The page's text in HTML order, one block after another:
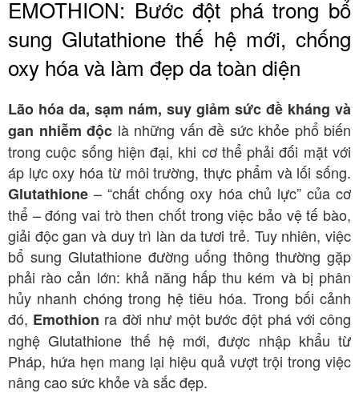
EMOTHION: Bước đột phá trong bổ
sung Glutathione thế hệ mới, chống
oxy hóa và làm đẹp da toàn diện
Lão hóa da, sạm nám, suy giảm sức đề kháng và
gan nhiễm độc là những vấn đề sức khỏe phổ biến
trong cuộc sống hiện đại, khi cơ thể phải đối mặt với
áp lực oxy hóa từ môi trường, thực phẩm và lối sống.
Glutathione – “chất chống oxy hóa chủ lực” của cơ
thể – đóng vai trò then chốt trong việc bảo vệ tế bào,
giải độc gan và duy trì làn da tươi trẻ. Tuy nhiên, việc
bổ sung Glutathione đường uống thông thường gặp
phải rào cản lớn: khả năng hấp thu kém và bị phân
hủy nhanh chóng trong hệ tiêu hóa. Trong bối cảnh
đó, Emothion ra đời như một bước đột phá với công
nghệ Glutathione thế hệ mới, được nhập khẩu từ
Pháp, hứa hẹn mang lại hiệu quả vượt trội trong việc
nâng cao sức khỏe và sắc đẹp.